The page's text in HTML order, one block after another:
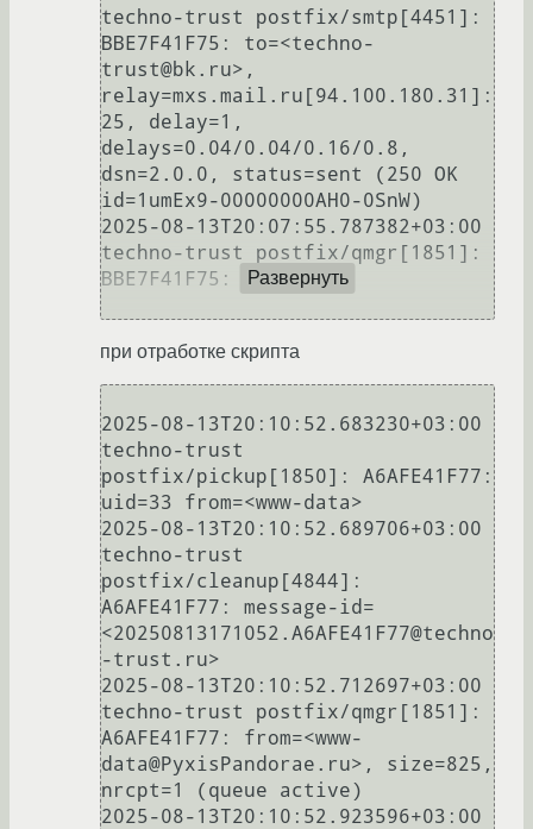
techno-trust postfix/smtp[4451]:
BBE7F41F75: to=<techno-
trust@bk.ru>,
relay=mxs.mail.ru[94.100.180.31]:
25, delay=1,
delays=0.04/0.04/0.16/0.8,
dsn=2.0.0, status=sent (250 OK
id=1umEx9-00000000AH0-0SnW)
2025-08-13T20:07:55.787382+03:00
techno-trust postfix/qmgr[1851]:
BBE7F41F75: removed
Развернуть
при отработке скрипта
2025-08-13T20:10:52.683230+03:00
techno-trust
postfix/pickup[1850]: A6AFE41F77:
uid=33 from=<www-data>
2025-08-13T20:10:52.689706+03:00
techno-trust
postfix/cleanup[4844]:
A6AFE41F77: message-id=
<20250813171052.A6AFE41F77@techno
-trust.ru>
2025-08-13T20:10:52.712697+03:00
techno-trust postfix/qmgr[1851]:
A6AFE41F77: from=<www-
data@PyxisPandorae.ru>, size=825,
nrcpt=1 (queue active)
2025-08-13T20:10:52.923596+03:00